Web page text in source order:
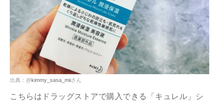
出典：@kimmy_sasa_miiさん
こちらはドラッグストアで購入できる「キュレル」シ